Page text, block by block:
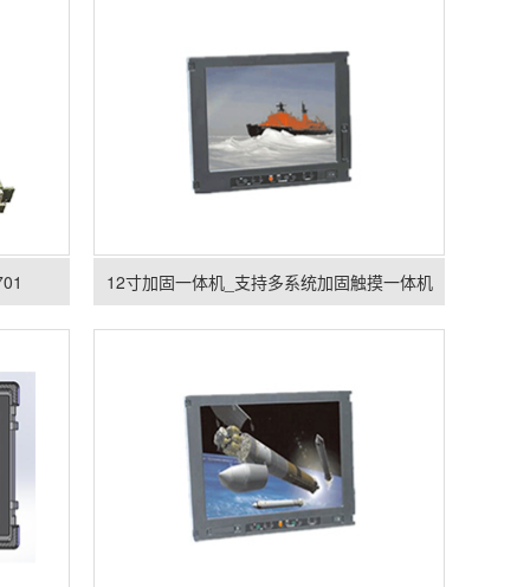
12寸加固一体机_支持多系统加固触摸一体机